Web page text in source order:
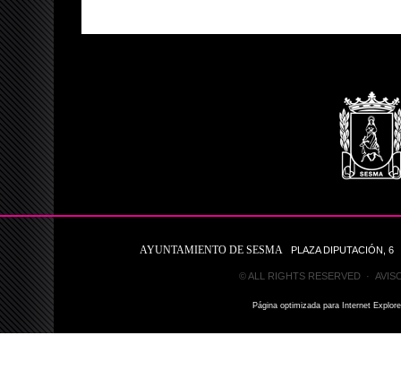
AYUNTAMIENTO DE SESMA PLAZA DIPUTACIÓN, 6
© ALL RIGHTS RESERVED ·
Página optimizada para Internet